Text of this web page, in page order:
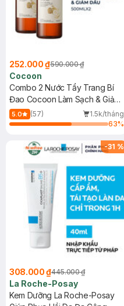
252.000 ₫590.000 ₫
Cocoon
Combo 2 Nước Tẩy Trang Bí
Đao Cocoon Làm Sạch & Giảm
Dầu 500ml
5.0 (57)
1.5k/tháng
63%
-31 %
308.000 ₫445.000 ₫
La Roche-Posay
Kem Dưỡng La Roche-Posay